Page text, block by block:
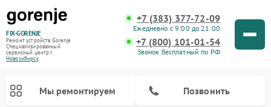
FIX-GORENJE
Ремонт устройств Gorenje
Специализированный
cервисный центр г.
Новосибирск
+7 (383) 377-72-09
Ежедневно с 9:00 до 21:00
+7 (800) 101-01-54
Звонок бесплатный по РФ
Мы ремонтируем Позвонить